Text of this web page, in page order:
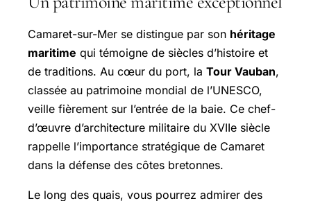
Camaret-sur-Mer se distingue par son héritage
maritime qui témoigne de siècles d’histoire et
de traditions. Au cœur du port, la Tour Vauban,
classée au patrimoine mondial de l’UNESCO,
veille fièrement sur l’entrée de la baie. Ce chef-
d’œuvre d’architecture militaire du XVIIe siècle
rappelle l’importance stratégique de Camaret
dans la défense des côtes bretonnes.
Le long des quais, vous pourrez admirer des